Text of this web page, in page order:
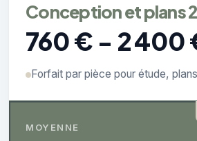
Conception et plans
760 € - 2 400
Forfait par pièce pour étude,
MOYENNE